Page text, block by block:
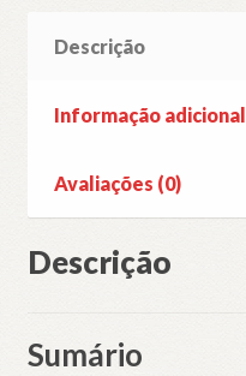
Descrição
Informação adicional
Avaliações (0)
Descrição
Sumário